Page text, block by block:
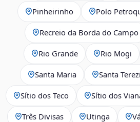
Pinheirinho Polo
Recreio da Borda do Campo
Rio Grande Rio Mogi
Santa Maria Santa
Sítio dos Teco Sítio dos
Três Divisas Utinga